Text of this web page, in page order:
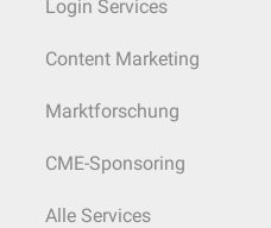
Login Services
Content Marketing
Marktforschung
CME-Sponsoring
Alle Services